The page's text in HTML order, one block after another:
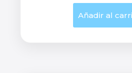
Añadir al